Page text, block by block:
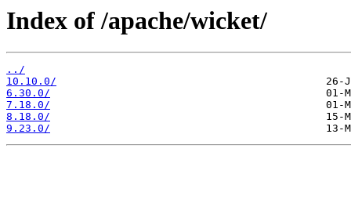
Index of /apache/wicket/
../
10.10.0/
6.30.0/
7.18.0/
8.18.0/
9.23.0/